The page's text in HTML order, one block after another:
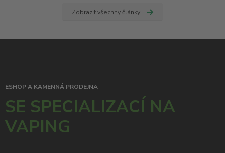
Zobrazit všechny články
ESHOP A KAMENNÁ PRODEJNA
SE SPECIALIZACÍ NA
VAPING